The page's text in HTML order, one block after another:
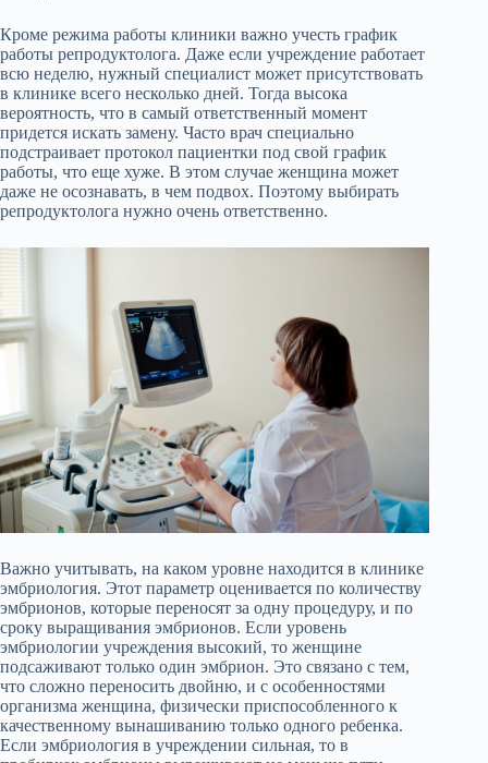
Кроме режима работы клиники важно учесть график
работы репродуктолога. Даже если учреждение работает
всю неделю, нужный специалист может присутствовать
в клинике всего несколько дней. Тогда высока
вероятность, что в самый ответственный момент
придется искать замену. Часто врач специально
подстраивает протокол пациентки под свой график
работы, что еще хуже. В этом случае женщина может
даже не осознавать, в чем подвох. Поэтому выбирать
репродуктолога нужно очень ответственно.
Важно учитывать, на каком уровне находится в клинике
эмбриология. Этот параметр оценивается по количеству
эмбрионов, которые переносят за одну процедуру, и по
сроку выращивания эмбрионов. Если уровень
эмбриологии учреждения высокий, то женщине
подсаживают только один эмбрион. Это связано с тем,
что сложно переносить двойню, и с особенностями
организма женщина, физически приспособленного к
качественному вынашиванию только одного ребенка.
Если эмбриология в учреждении сильная, то в